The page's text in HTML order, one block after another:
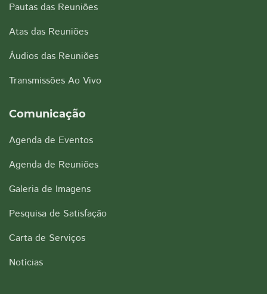
Pautas das Reuniões
Atas das Reuniões
Áudios das Reuniões
Transmissões Ao Vivo
Comunicação
Agenda de Eventos
Agenda de Reuniões
Galeria de Imagens
Pesquisa de Satisfação
Carta de Serviços
Notícias